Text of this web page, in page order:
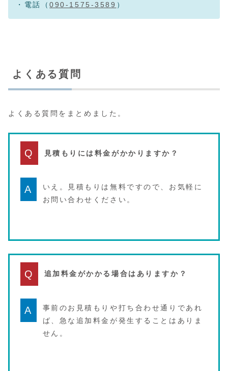
・電話（090-1575-3589 ）
よくある質問
よくある質問をまとめました。
Q 見積もりには料金がかかりますか？
A
いえ。見積もりは無料ですので、お気軽に
お問い合わせください。
Q 追加料金がかかる場合はありますか？
A
事前のお見積もりや打ち合わせ通りであれ
ば、急な追加料金が発生することはありま
せん。